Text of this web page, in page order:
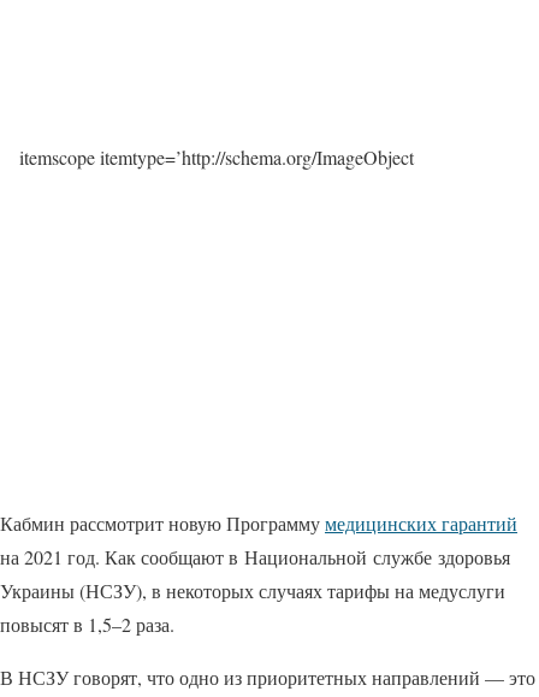
itemscope itemtype=’http://schema.org/ImageObject
Кабмин рассмотрит новую Программумедицинских гарантий
на 2021 год. Как сообщают в Национальной службе здоровья
Украины (НСЗУ), в некоторых случаях тарифы на медуслуги
повысят в 1,5–2 раза.
В НСЗУ говорят, что одно из приоритетных направлений — это